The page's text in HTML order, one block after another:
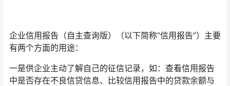
企业信用报告（自主查询版）（以下简称“信用报告”）主要
有两个方面的用途：
一是供企业主动了解自己的征信记录，如：查看信用报告
中是否存在不良信贷信息、比较信用报告中的贷款余额与